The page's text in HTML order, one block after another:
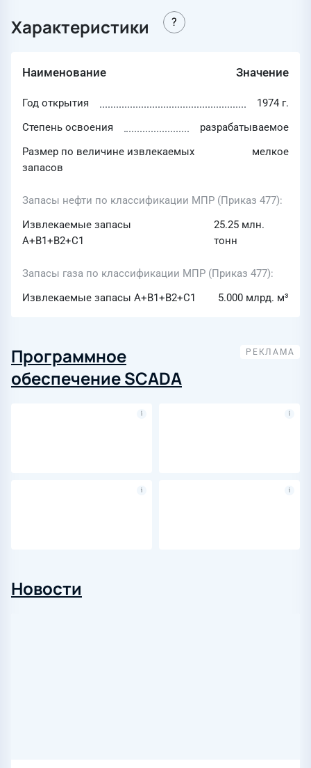
Характеристики
Наименование Значение
Год открытия
1974 г.
Степень освоения
разрабатываемое
Размер по величине извлекаемых
запасов
мелкое
Запасы нефти по классификации МПР (Приказ 477)
Извлекаемые запасы
A+B1+B2+C1
25.25 млн.
тонн
Запасы газа по классификации МПР (Приказ 477)
Извлекаемые запасы A+B1+B2+C1
5.000 млрд. м³
Программное
обеспечение SCADA
Новости